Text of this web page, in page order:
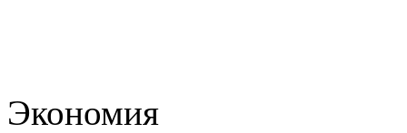
Экономия